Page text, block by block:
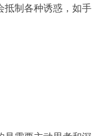
抵制各种诱惑，如手